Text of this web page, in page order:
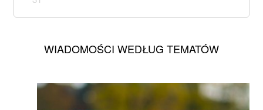
WIADOMOŚCI WEDŁUG TEMATÓW